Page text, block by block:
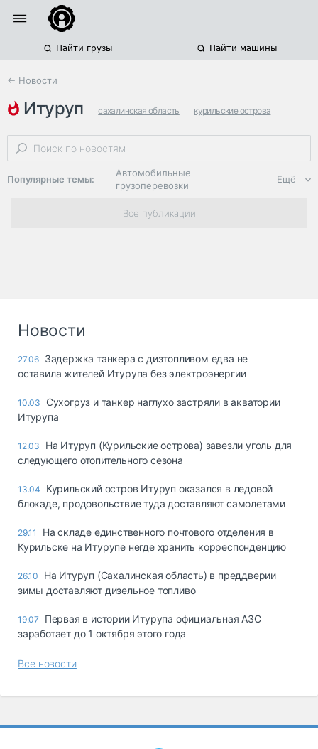
Найти грузы Найти машины
← Новости
итуруп сахалинская область курильские острова
морские перевозки опасных грузов
Популярные темы:
Автомобильные
грузоперевозки
Региональная
логистика
опасные грузы
страхование
Склады и
грузовые
Коммерческий
транспорт
Спецтехника
запчасти, шины
Ещё
Все публикации
Новости
27.06 Задержка танкера с дизтопливом едва не
оставила жителей Итурупа без электроэнергии
10.03
Сухогруз и танкер наглухо застряли в акватории
Итурупа
12.03
На Итуруп (Курильские острова) завезли уголь для
следующего отопительного сезона
13.04
Курильский остров Итуруп оказался в ледовой
блокаде, продовольствие туда доставляют самолетами
29.11
На складе единственного почтового отделения в
Курильске на Итурупе негде хранить корреспонденцию
26.10
На Итуруп (Сахалинская область) в преддверии
зимы доставляют дизельное топливо
19.07
Первая в истории Итурупа официальная АЗС
заработает до 1 октября этого года
Все новости